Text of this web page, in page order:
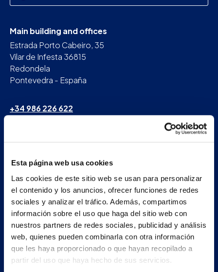
Esta página web usa cookies
Las cookies de este sitio web se usan para personalizar
el contenido y los anuncios, ofrecer funciones de redes
sociales y analizar el tráfico. Además, compartimos
información sobre el uso que haga del sitio web con
nuestros partners de redes sociales, publicidad y análisis
web, quienes pueden combinarla con otra información
que les haya proporcionado o que hayan recopilado a
partir del uso que haya hecho de sus servicios.
Main building and offices
Estrada Porto Cabeiro, 35
Vilar de Infesta 36815
Redondela
Pontevedra - España
+34 986 226 622